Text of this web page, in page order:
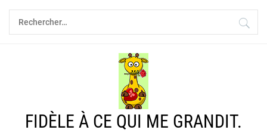
Skip
content
Rechercher :
FIDÈLE À CE QUI ME GRANDIT.